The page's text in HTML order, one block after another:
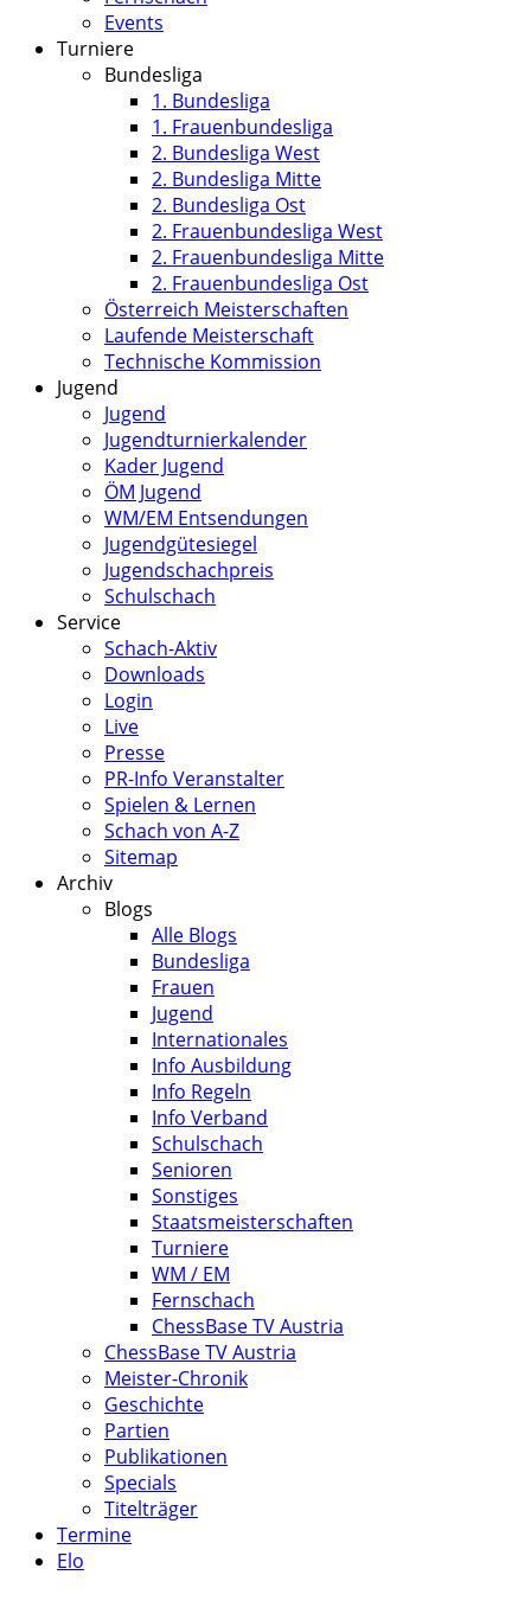
Events
Turniere
Bundesliga
1. Bundesliga
1. Frauenbundesliga
2. Bundesliga West
2. Bundesliga Mitte
2. Bundesliga Ost
2. Frauenbundesliga West
2. Frauenbundesliga Mitte
2. Frauenbundesliga Ost
Österreich Meisterschaften
Laufende Meisterschaft
Technische Kommission
Jugend
Jugend
Jugendturnierkalender
Kader Jugend
ÖM Jugend
WM/EM Entsendungen
Jugendgütesiegel
Jugendschachpreis
Schulschach
Service
Schach-Aktiv
Downloads
Login
Live
Presse
PR-Info Veranstalter
Spielen & Lernen
Schach von A-Z
Sitemap
Archiv
Blogs
Alle Blogs
Bundesliga
Frauen
Jugend
Internationales
Info Ausbildung
Info Regeln
Info Verband
Schulschach
Senioren
Sonstiges
Staatsmeisterschaften
Turniere
WM / EM
Fernschach
ChessBase TV Austria
ChessBase TV Austria
Meister-Chronik
Geschichte
Partien
Publikationen
Specials
Titelträger
Termine
Elo